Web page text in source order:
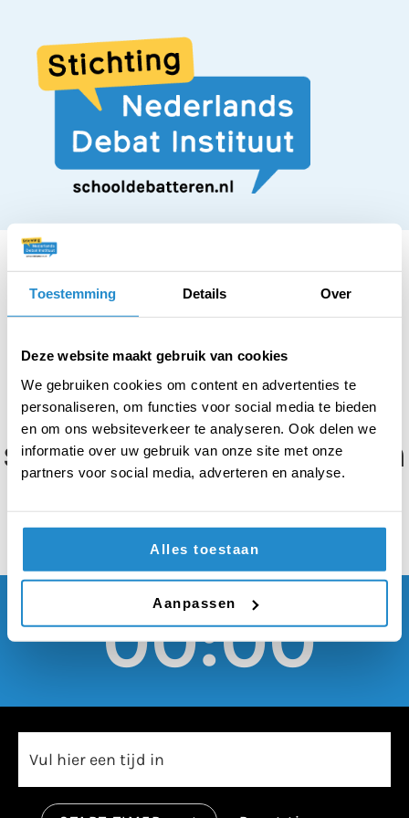
Toestemming Details Over
Deze website maakt gebruik van cookies
We gebruiken cookies om content en advertenties te
personaliseren, om functies voor social media te bieden
en om ons websiteverkeer te analyseren. Ook delen we
informatie over uw gebruik van onze site met onze
partners voor social media, adverteren en analyse.
Alles toestaan
Aanpassen
Tijdens de Ramadan
moeten er flexibele
schoolroosters komen
00:00